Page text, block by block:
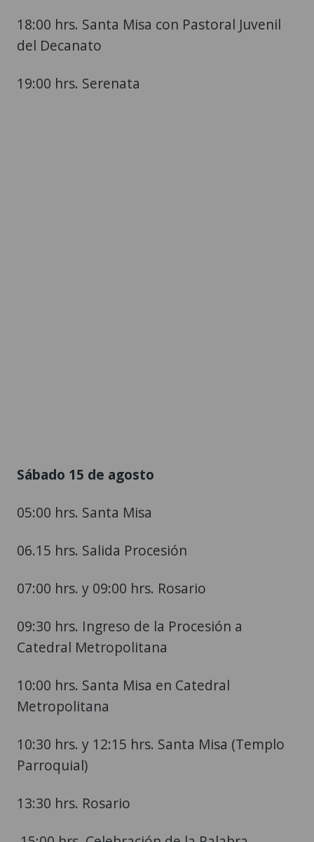
18:00 hrs. Santa Misa con Pastoral Juvenil
del Decanato
19:00 hrs. Serenata
Sábado 15 de agosto
05:00 hrs. Santa Misa
06.15 hrs. Salida Procesión
07:00 hrs. y 09:00 hrs. Rosario
09:30 hrs. Ingreso de la Procesión a
Catedral Metropolitana
10:00 hrs. Santa Misa en Catedral
Metropolitana
10:30 hrs. y 12:15 hrs. Santa Misa (Templo
Parroquial)
13:30 hrs. Rosario